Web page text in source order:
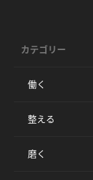
カテゴリー
働く
整える
磨く